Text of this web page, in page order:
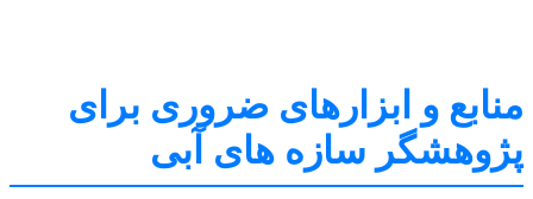
و ابزارهای ضروری برای
سازه های آبی